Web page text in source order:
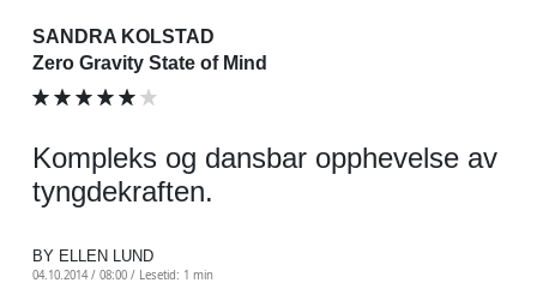
SANDRA KOLSTAD
Zero Gravity State of Mind
Kompleks og dansbar opphevelse av
tyngdekraften.
BY ELLEN LUND
04.10.2014 / 08:00 / Lesetid: 1 min